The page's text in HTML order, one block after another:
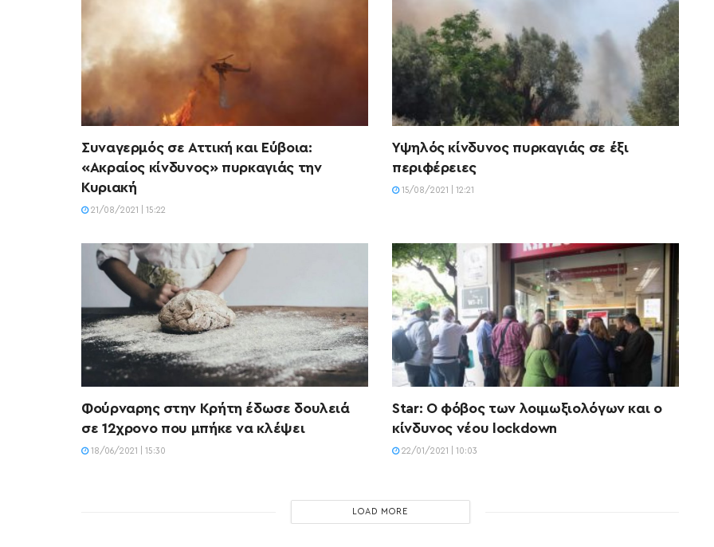
Συναγερμός σε Αττική και Εύβοια:
«Ακραίος κίνδυνος» πυρκαγιάς την
Κυριακή
21/08/2021 | 15:22
Υψηλός κίνδυνος πυρκαγιάς σε έξι
περιφέρειες
15/08/2021 | 12:21
Φούρναρης στην Κρήτη έδωσε δουλειά
σε 12χρονο που μπήκε να κλέψει
18/06/2021 | 15:30
Star: Ο φόβος των λοιμωξιολόγων και ο
κίνδυνος νέου lockdown
22/01/2021 | 10:03
LOAD MORE